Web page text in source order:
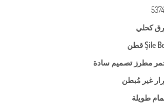
كحلي
Şileقطن
مطرز تصميم سادة
غير مُبطن
طويلة